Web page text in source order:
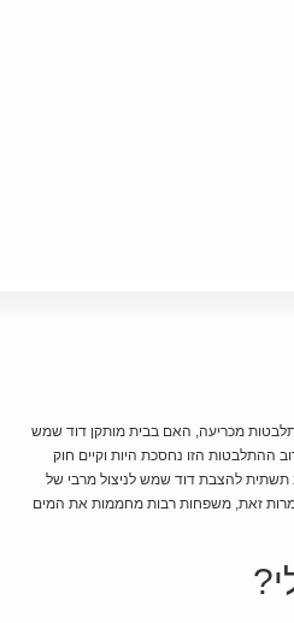
מכריעה, האם בבית מותקן דוד שמש
ההתלבטות הזו נחסכת היות וקיים חוק
תשתית להצבת דוד שמש לניצול מרבי של
זאת, משפחות רבות מחממות את המים